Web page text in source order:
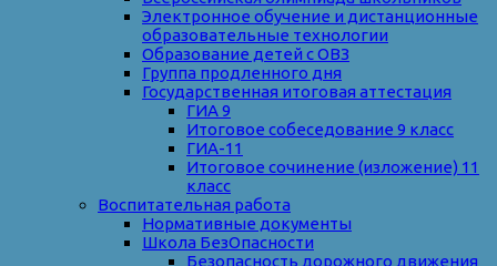
Электронное обучение и дистанционные
образовательные технологии
Образование детей с ОВЗ
Группа продленного дня
Государственная итоговая аттестация
ГИА 9
Итоговое собеседование 9 класс
ГИА-11
Итоговое сочинение (изложение) 11
класс
Воспитательная работа
Нормативные документы
Школа БезОпасности
Безопасность дорожного движения